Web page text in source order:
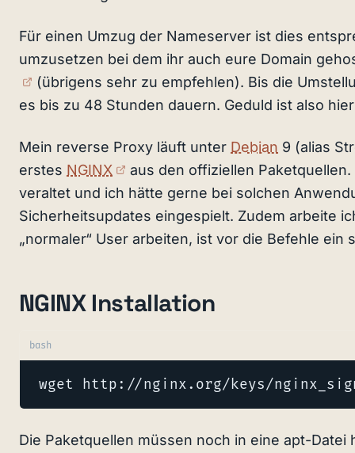
Für einen Umzug der Nameserver ist dies
umzusetzen bei dem ihr auch eure Domain
(externer Link)
(übrigens sehr zu empfehlen). Bis die
es bis zu 48 Stunden dauern. Geduld ist also
Mein reverse Proxy läuft unter Debian 9 (alias
erstes NGINX (externer Link)
aus den offiziellen
veraltet und ich hätte gerne bei solchen
Sicherheitsupdates eingespielt. Zudem arbeite
„normaler“ User arbeiten, ist vor die Befehle ein
NGINX Installation
bash
wget http://nginx.org/keys/
Die Paketquellen müssen noch in eine apt-